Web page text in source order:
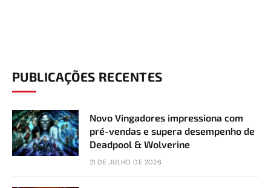
PUBLICAÇÕES RECENTES
Novo Vingadores impressiona com
pré-vendas e supera desempenho de
Deadpool & Wolverine
21 DE JULHO DE 2026